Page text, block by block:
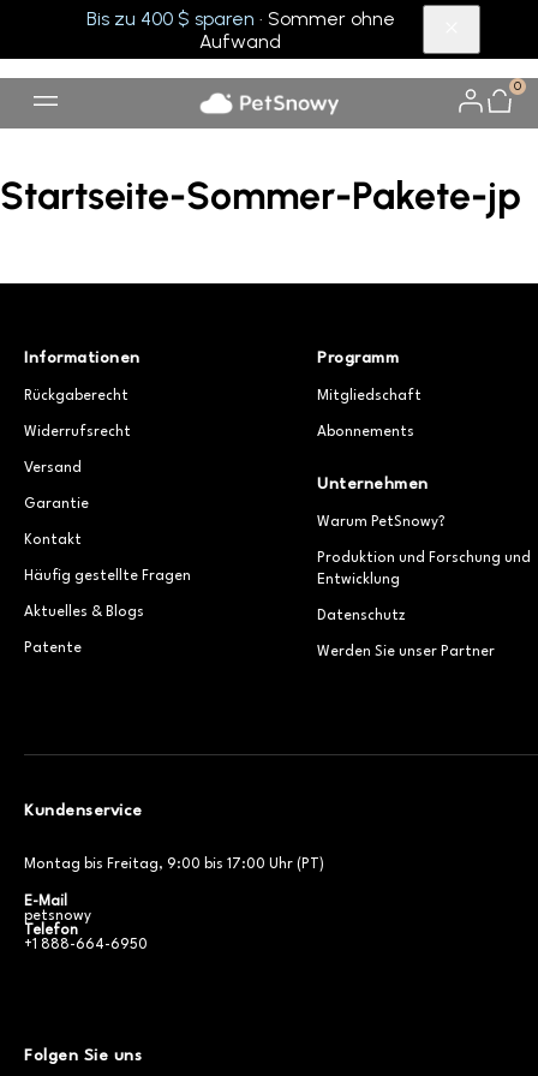
Bis zu 400 $ sparen · Sommer ohne
Aufwand
0
Startseite-Sommer-Pakete-jp
Informationen
Rückgaberecht
Widerrufsrecht
Versand
Garantie
Kontakt
Häufig gestellte Fragen
Aktuelles & Blogs
Patente
Programm
Mitgliedschaft
Abonnements
Unternehmen
Warum PetSnowy?
Produktion und Forschung und
Entwicklung
Datenschutz
Werden Sie unser Partner
Kundenservice
Montag bis Freitag, 9:00 bis 17:00 Uhr (PT)
E-Mail
petsnowy
Telefon
+1 888-664-6950
Folgen Sie uns